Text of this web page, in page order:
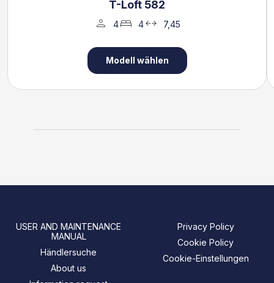
T-Loft 582
4 4 7,45
Modell wählen
USER AND MAINTENANCE
MANUAL
Händlersuche
About us
Privacy Policy
Cookie Policy
Cookie-Einstellungen